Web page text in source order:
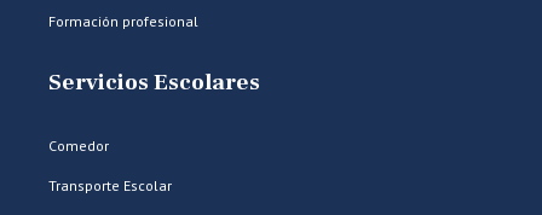
Formación profesional
Servicios Escolares
Comedor
Transporte Escolar